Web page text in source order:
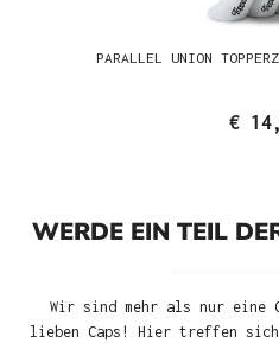
PARALLEL UNION
€
WERDE EIN TEIL
Wir sind mehr als nur eine
lieben Caps! Hier treffen sich